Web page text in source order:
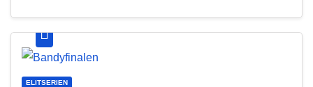
ELITSERIEN